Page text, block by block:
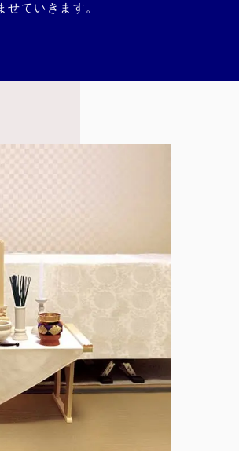
ていきます。